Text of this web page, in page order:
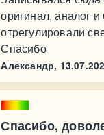
оригинал, аналог
отрегулировали
Спасибо
Александр,
Спасибо,